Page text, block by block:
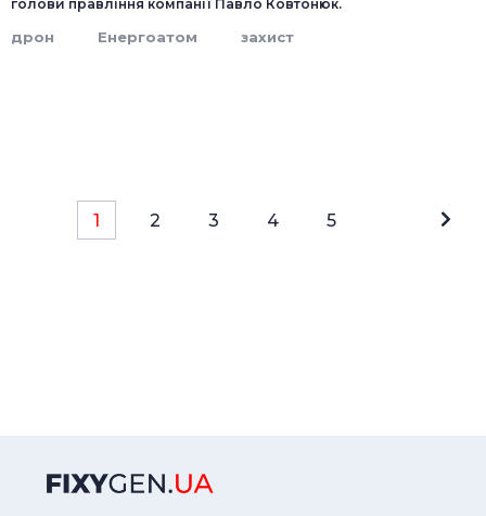
голови правління компанії Павло Ковтонюк.
дрон Енергоатом захист
1 2 3 4 5